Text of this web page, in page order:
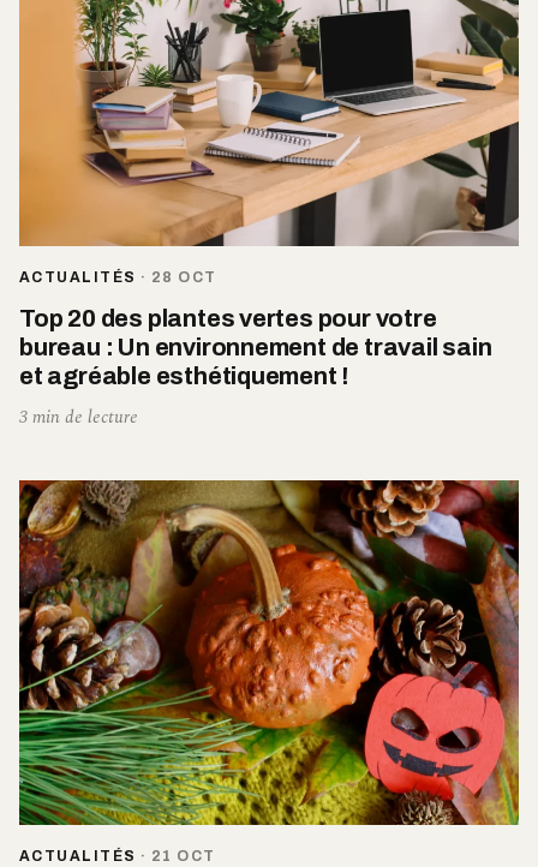
ACTUALITÉS · 28 OCT
Top 20 des plantes vertes pour votre
bureau : Un environnement de travail sain
et agréable esthétiquement !
3 min de lecture
ACTUALITÉS · 21 OCT